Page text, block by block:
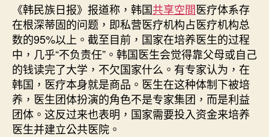
《韩民族日报》报道称，韩国共享空間医疗体系存
在根深蒂固的问题，即私营医疗机构占医疗机构总
数的95%以上。截至目前，国家在培养医生的过程
中，几乎“不负责任”。韩国医生会觉得靠父母或自己
的钱读完了大学，不欠国家什么。有专家认为，在
韩国，医疗本身就是商品。医生在这种体制下被培
养，医生团体扮演的角色不是专家集团，而是利益
团体。这反过来也表明，国家需要投入资金来培养
医生并建立公共医院。